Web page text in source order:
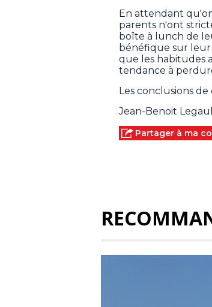
En attendant
parents n'ont
boîte à lunch de
bénéfique sur leur
que les habitudes
tendance à
Les conclusions
Jean-Benoit
Partager à ma